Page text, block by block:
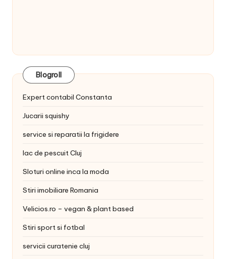
Blogroll
Expert contabil Constanta
Jucarii squishy
service si reparatii la frigidere
lac de pescuit Cluj
Sloturi online inca la moda
Stiri imobiliare Romania
Velicios.ro – vegan & plant based
Stiri sport si fotbal
servicii curatenie cluj